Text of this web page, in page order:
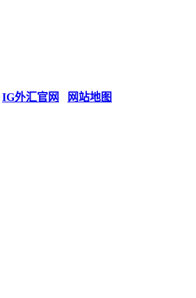
IG外汇官网 网站地图